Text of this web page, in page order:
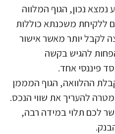
נכון, הגוף המלווה
משכנתא כוללות
יותר מאשר אישור
להגיש בקשה
אחד.
ההלוואה, הגוף המממן
להעריך את שווי הנכס.
לכם תלוי במידה רבה,